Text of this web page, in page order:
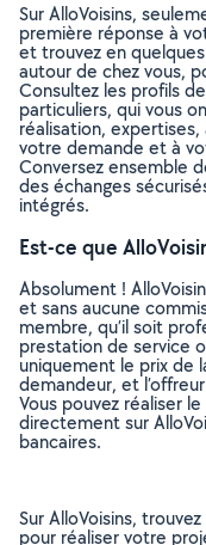
Sur AlloVoisins,
première réponse à
et trouvez en
autour de chez vous,
Consultez les profils
particuliers, qui vous
réalisation,
votre demande et à
Conversez ensemble
des échanges
intégrés.
Est-ce que
Absolument !
et sans aucune
membre, qu’il soit
prestation de service
uniquement le prix de
demandeur, et
Vous pouvez réaliser
directement sur
bancaires.
Sur AlloVoisins,
pour réaliser votre